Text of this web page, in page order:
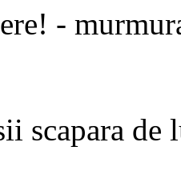
-
scapara de